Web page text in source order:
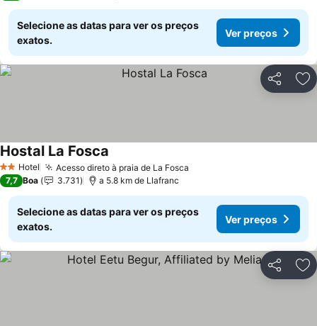
Selecione as datas para ver os preços
exatos.
Ver preços
Partilhar
2 Estrelas
Hotel Acesso direto à praia de La Fosca
Hostal La Fosca
7,7 Boa 3.731 a 5.8 km de Llafranc
Selecione as datas para ver os preços
exatos.
Ver preços
Partilhar